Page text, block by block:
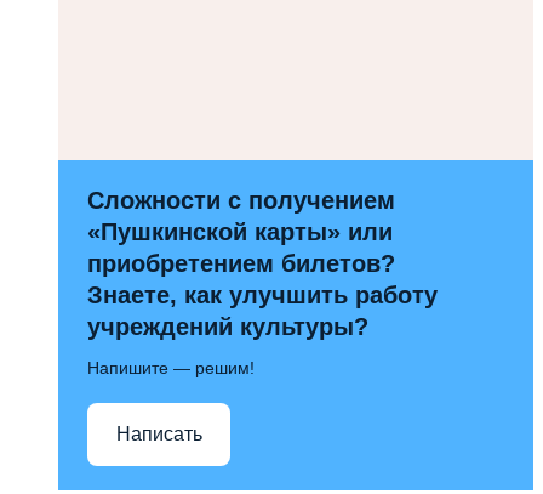
Сложности с получением
«Пушкинской карты» или
приобретением билетов?
Знаете, как улучшить работу
учреждений культуры?
Напишите — решим!
Написать